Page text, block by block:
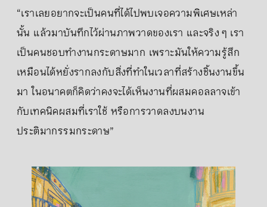
“เราเลยอยากจะเป็นคนที่ได้ไปพบเจอความพิเศษเหล่า
นั้น แล้วมาบันทึกไว้ผ่านภาพวาดของเรา และจริง ๆ เรา
เป็นคนชอบทำงานกระดาษมาก เพราะมันให้ความรู้สึก
เหมือนได้หยั่งรากลงกับสิ่งที่ทำในเวลาที่สร้างชิ้นงานขึ้น
มา ในอนาคตก็คิดว่าคงจะได้เห็นงานที่ผสมคอลลาจเข้า
กับเทคนิคผสมที่เราใช้ หรือการวาดลงบนงาน
ประติมากรรมกระดาษ”